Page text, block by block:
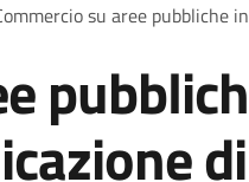
su aree pubbliche